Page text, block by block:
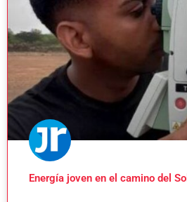
Energía joven en el camino del Sol